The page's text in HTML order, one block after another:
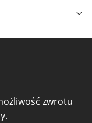
zwrotu